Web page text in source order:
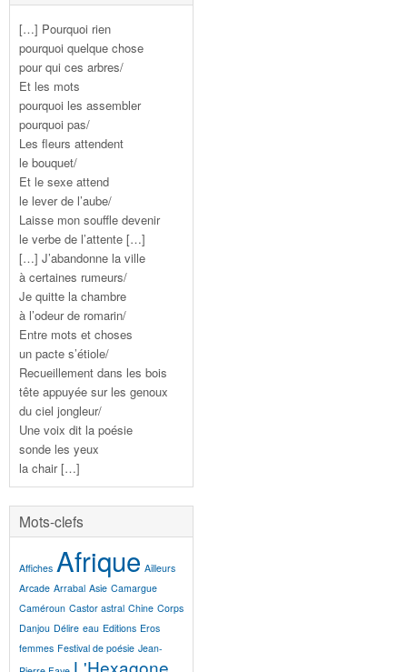
[…] Pourquoi rien
pourquoi quelque chose
pour qui ces arbres/
Et les mots
pourquoi les assembler
pourquoi pas/
Les fleurs attendent
le bouquet/
Et le sexe attend
le lever de l’aube/
Laisse mon souffle devenir
le verbe de l’attente […]
[…] J’abandonne la ville
à certaines rumeurs/
Je quitte la chambre
à l’odeur de romarin/
Entre mots et choses
un pacte s’étiole/
Recueillement dans les bois
tête appuyée sur les genoux
du ciel jongleur/
Une voix dit la poésie
sonde les yeux
la chair […]
Mots-clefs
Affiches Afrique Ailleurs
Arcade Arrabal Asie Camargue
Caméroun Castor astral Chine Corps
Danjou Délire eau Editions Eros
femmes Festival de poésie Jean-
L'Hexagone